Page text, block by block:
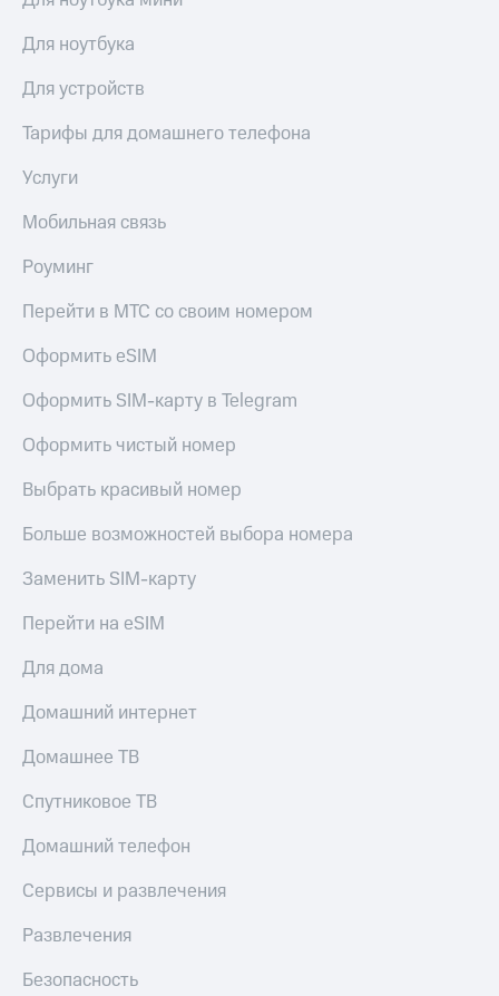
Для ноутбука
Для устройств
Тарифы для домашнего телефона
Услуги
Мобильная связь
Роуминг
Перейти в МТС со своим номером
Оформить eSIM
Оформить SIM-карту в Telegram
Оформить чистый номер
Выбрать красивый номер
Больше возможностей выбора номера
Заменить SIM-карту
Перейти на eSIM
Для дома
Домашний интернет
Домашнее ТВ
Спутниковое ТВ
Домашний телефон
Сервисы и развлечения
Развлечения
Безопасность